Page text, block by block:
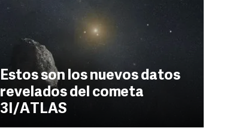
Estos son los nuevos datos
revelados del cometa
3I/ATLAS